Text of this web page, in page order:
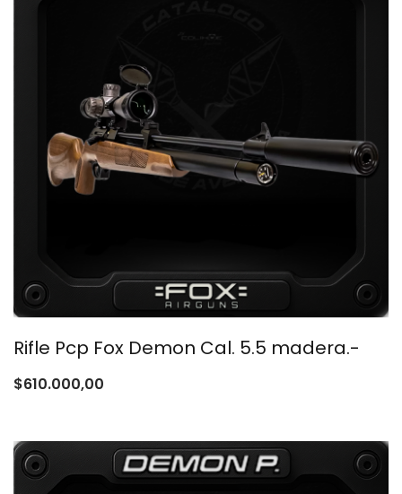
Rifle Pcp Fox Demon Cal. 5.5 madera.-
$610.000,00